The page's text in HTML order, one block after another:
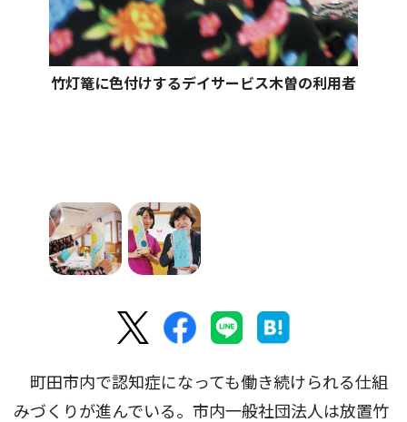
竹灯篭に色付けするデイサービス木曽の利用者
町田市内で認知症になっても働き続けられる仕組
みづくりが進んでいる。市内一般社団法人は放置竹